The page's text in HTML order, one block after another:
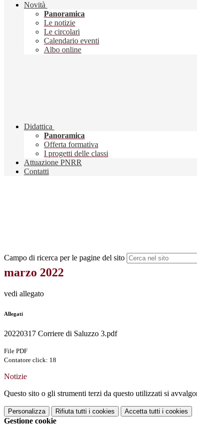
Novità
Panoramica
Le notizie
Le circolari
Calendario eventi
Albo online
Didattica
Panoramica
Offerta formativa
I progetti delle classi
Attuazione PNRR
Contatti
Campo di ricerca per le pagine del sito
marzo 2022
vedi allegato
Allegati
20220317 Corriere di Saluzzo 3.pdf
File PDF
Contatore click: 18
Notizie
Questo sito o gli strumenti terzi da questo utilizzati si
Personalizza Rifiuta tutti i cookies Accetta tutti i cookies
Gestione cookie